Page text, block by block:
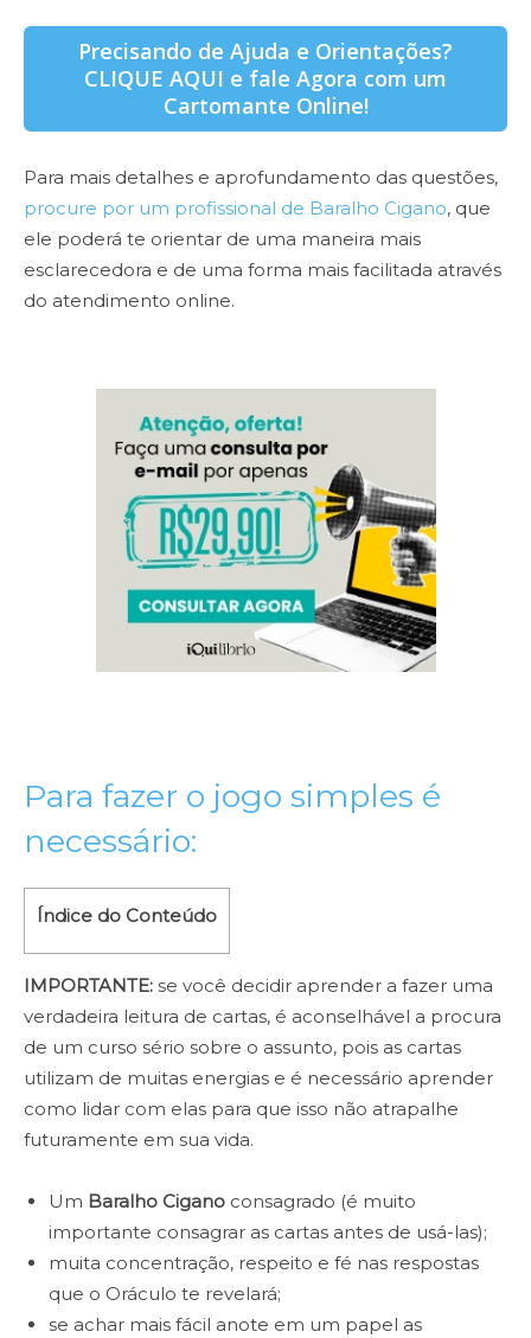
Precisando de Ajuda e Orientações?
CLIQUE AQUI e fale Agora com um
Cartomante Online!
Para mais detalhes e aprofundamento das questões,
procure por um profissional de Baralho Cigano, que
ele poderá te orientar de uma maneira mais
esclarecedora e de uma forma mais facilitada através
do atendimento online.
Para fazer o jogo simples é
necessário:
Índice do Conteúdo
IMPORTANTE: se você decidir aprender a fazer uma
verdadeira leitura de cartas, é aconselhável a procura
de um curso sério sobre o assunto, pois as cartas
utilizam de muitas energias e é necessário aprender
como lidar com elas para que isso não atrapalhe
futuramente em sua vida.
Um Baralho Cigano consagrado (é muito
importante consagrar as cartas antes de usá-las);
muita concentração, respeito e fé nas respostas
que o Oráculo te revelará;
se achar mais fácil anote em um papel as